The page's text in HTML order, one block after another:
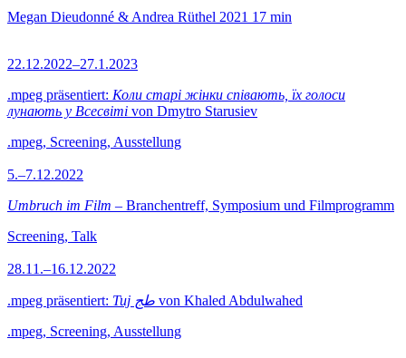
Megan Dieudonné & Andrea Rüthel 2021 17 min
22.12.2022–27.1.2023
.mpeg präsentiert: Коли старі жінки співають, їх голоси
лунають у Всесвіті von Dmytro Starusiev
.mpeg, Screening, Ausstellung
5.–7.12.2022
Umbruch im Film – Branchentreff, Symposium und Filmprogramm
Screening, Talk
28.11.–16.12.2022
.mpeg präsentiert: Tuj طج von Khaled Abdulwahed
.mpeg, Screening, Ausstellung